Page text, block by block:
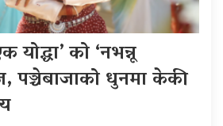
योद्धा’ को ‘नभन्नू
पञ्चेबाजाको धुनमा केकी